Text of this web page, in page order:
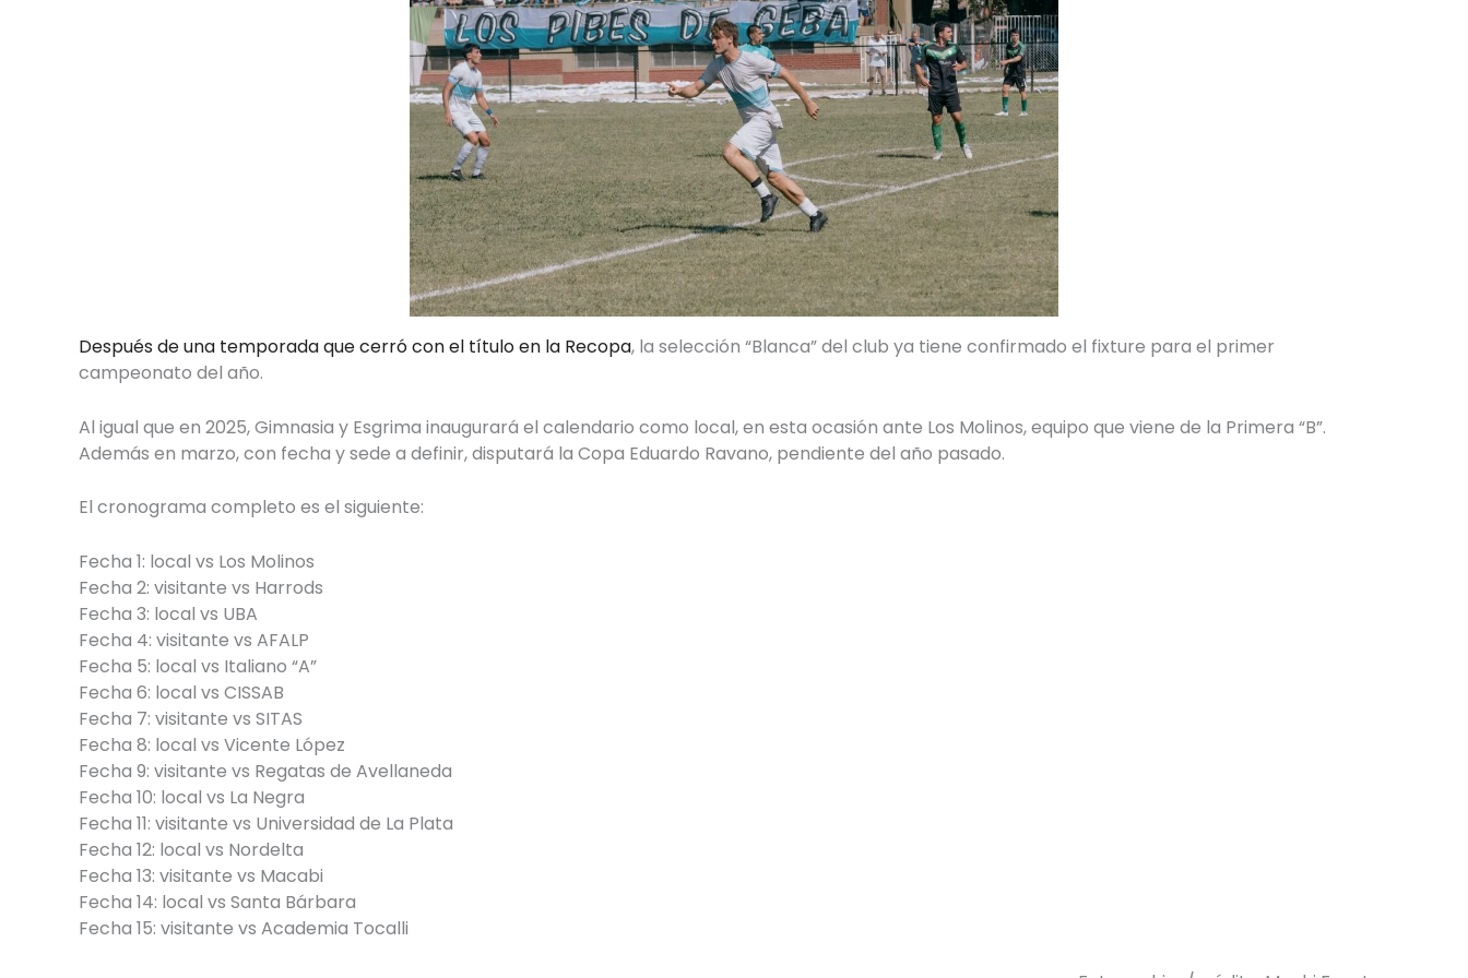
Después de una temporada que cerró con el título en la Recopa, la selección “Blanca” del club ya tiene confirmado el fixture para el primer
campeonato del año.
Al igual que en 2025, Gimnasia y Esgrima inaugurará el calendario como local, en esta ocasión ante Los Molinos, equipo que viene de la Primera “B”.
Además en marzo, con fecha y sede a definir, disputará la Copa Eduardo Ravano, pendiente del año pasado.
El cronograma completo es el siguiente:
Fecha 1: local vs Los Molinos
Fecha 2: visitante vs Harrods
Fecha 3: local vs UBA
Fecha 4: visitante vs AFALP
Fecha 5: local vs Italiano “A”
Fecha 6: local vs CISSAB
Fecha 7: visitante vs SITAS
Fecha 8: local vs Vicente López
Fecha 9: visitante vs Regatas de Avellaneda
Fecha 10: local vs La Negra
Fecha 11: visitante vs Universidad de La Plata
Fecha 12: local vs Nordelta
Fecha 13: visitante vs Macabi
Fecha 14: local vs Santa Bárbara
Fecha 15: visitante vs Academia Tocalli